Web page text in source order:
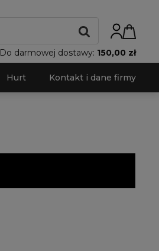
Do darmowej dostawy: 150,00 zł
Hurt Kontakt i dane firmy